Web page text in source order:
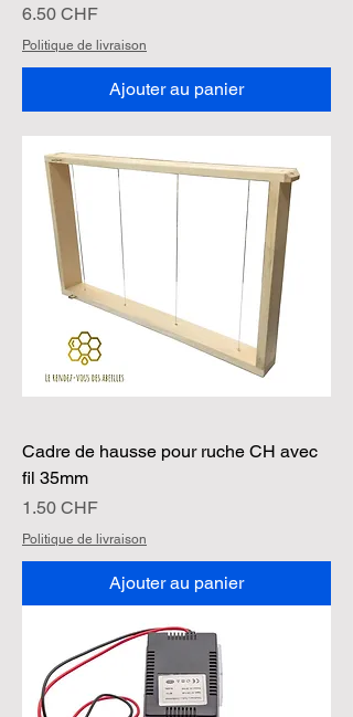
Prix
6.50 CHF
Politique de livraison
Ajouter au panier
Cadre de hausse pour ruche CH avec
fil 35mm
Prix
1.50 CHF
Politique de livraison
Ajouter au panier